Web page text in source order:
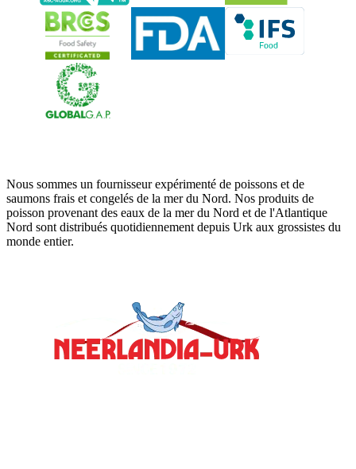
Nous sommes un fournisseur expérimenté de poissons et de
saumons frais et congelés de la mer du Nord. Nos produits de
poisson provenant des eaux de la mer du Nord et de l'Atlantique
Nord sont distribués quotidiennement depuis Urk aux grossistes du
monde entier.